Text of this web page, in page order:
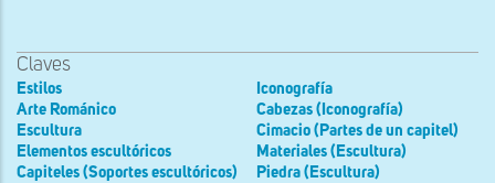
Claves
Estilos
Arte Románico
Escultura
Elementos escultóricos
Capiteles (Soportes escultóricos)
Iconografía
Cabezas (Iconografía)
Cimacio (Partes de un capitel)
Materiales (Escultura)
Piedra (Escultura)